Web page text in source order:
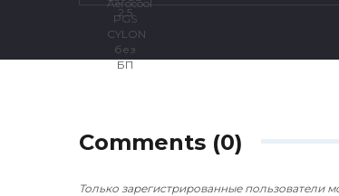
Comments (0)
Только зарегистрированные пользователи